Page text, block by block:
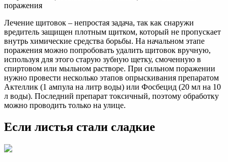
поражения
Лечение щитовок – непростая задача, так как снаружи
вредитель защищен плотным щитком, который не пропускает
внутрь химические средства борьбы. На начальном этапе
поражения можно попробовать удалить щитовок вручную,
используя для этого старую зубную щетку, смоченную в
спиртовом или мыльном растворе. При сильном поражении
нужно провести несколько этапов опрыскивания препаратом
Актеллик (1 ампула на литр воды) или Фосбецид (20 мл на 10
л воды). Последний препарат токсичный, поэтому обработку
можно проводить только на улице.
Если листья стали сладкие